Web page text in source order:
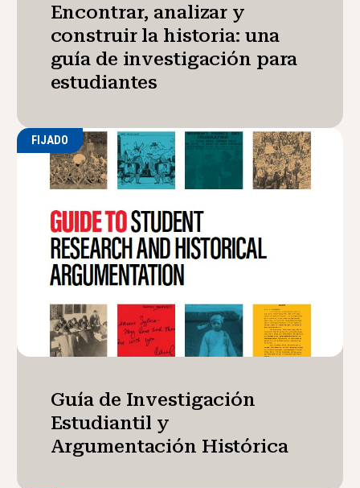
Encontrar, analizar y
construir la historia: una
guía de investigación para
estudiantes
FIJADO
Guía de Investigación
Estudiantil y
Argumentación Histórica